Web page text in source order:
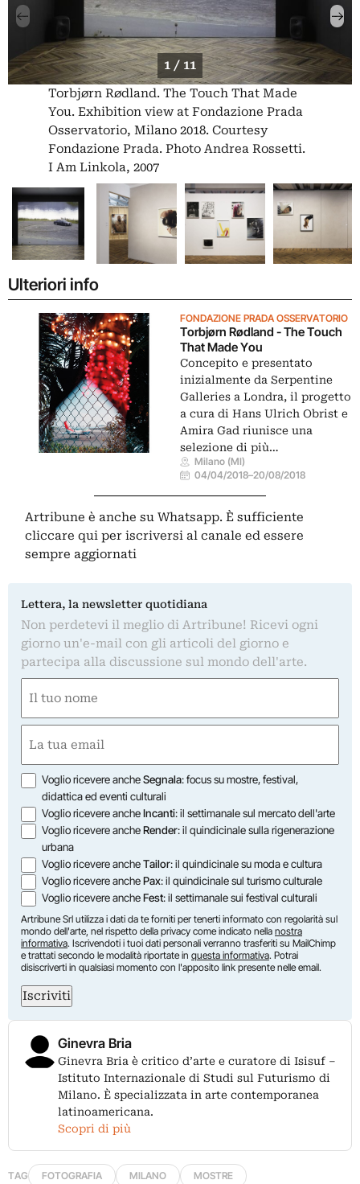
1 / 11
Torbjørn Rødland. The Touch That Made
You. Exhibition view at Fondazione Prada
Osservatorio, Milano 2018. Courtesy
Fondazione Prada. Photo Andrea Rossetti.
I Am Linkola, 2007
Ulteriori info
FONDAZIONE PRADA OSSERVATORIO
Torbjørn Rødland - The Touch
That Made You
Concepito e presentato
inizialmente da Serpentine
Galleries a Londra, il progetto
a cura di Hans Ulrich Obrist e
Amira Gad riunisce una
selezione di più…
Milano (MI)
04/04/2018–20/08/2018
Artribune è anche su Whatsapp. È sufficiente
cliccare qui per iscriversi al canale ed essere
sempre aggiornati
Lettera, la newsletter quotidiana
Non perdetevi il meglio di Artribune! Ricevi ogni
giorno un'e-mail con gli articoli del giorno e
partecipa alla discussione sul mondo dell'arte.
(Obbligatorio)
Nome
(Obbligatorio)
Opzioni
Voglio ricevere ancheSegnala: focus su mostre, festival,
didattica ed eventi culturali
Voglio ricevere ancheIncanti: il settimanale sul mercato dell'arte
Voglio ricevere ancheRender: il quindicinale sulla rigenerazione
urbana
Voglio ricevere ancheTailor: il quindicinale su moda e cultura
Voglio ricevere anchePax: il quindicinale sul turismo culturale
Voglio ricevere ancheFest: il settimanale sui festival culturali
Artribune Srl utilizza i dati da te forniti per tenerti informato con regolarità sul
mondo dell'arte, nel rispetto della privacy come indicato nella nostra
informativa. Iscrivendoti i tuoi dati personali verranno trasferiti su MailChimp
e trattati secondo le modalità riportate in questa informativa. Potrai
disiscriverti in qualsiasi momento con l'apposito link presente nelle email.
Iscriviti
Ginevra Bria
Ginevra Bria è critico d’arte e curatore di Isisuf –
Istituto Internazionale di Studi sul Futurismo di
Milano. È specializzata in arte contemporanea
latinoamericana.
Scopri di più
TAG FOTOGRAFIA MILANO MOSTRE